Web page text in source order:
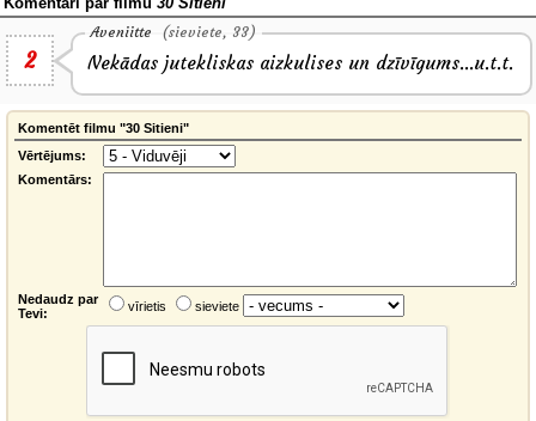
2
Aveniitte (sieviete, 33)
Nekādas jutekliskas aizkulises un dzīvīgums...u.t.t.
Komentēt filmu "30 Sitieni"
Vērtējums:
Komentārs:
Nedaudz par
Tevi:
vīrietis sieviete